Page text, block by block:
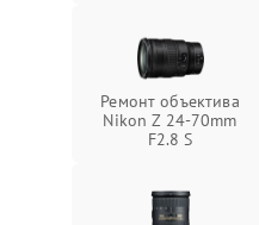
Ремонт объектива
Nikon Z 24-70mm
F2.8 S